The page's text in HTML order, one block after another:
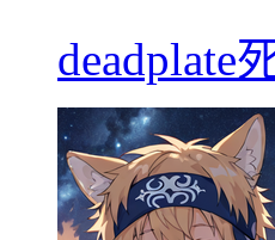
deadplate